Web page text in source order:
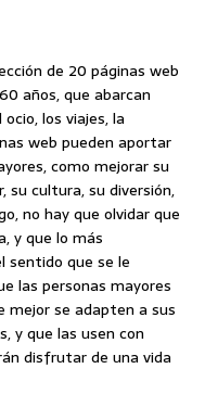
de 20 páginas web
años, que abarcan
los viajes, la
web pueden aportar
como mejorar su
su cultura, su diversión,
no hay que olvidar que
y que lo más
sentido que se le
las personas mayores
mejor se adapten a sus
y que las usen con
disfrutar de una vida